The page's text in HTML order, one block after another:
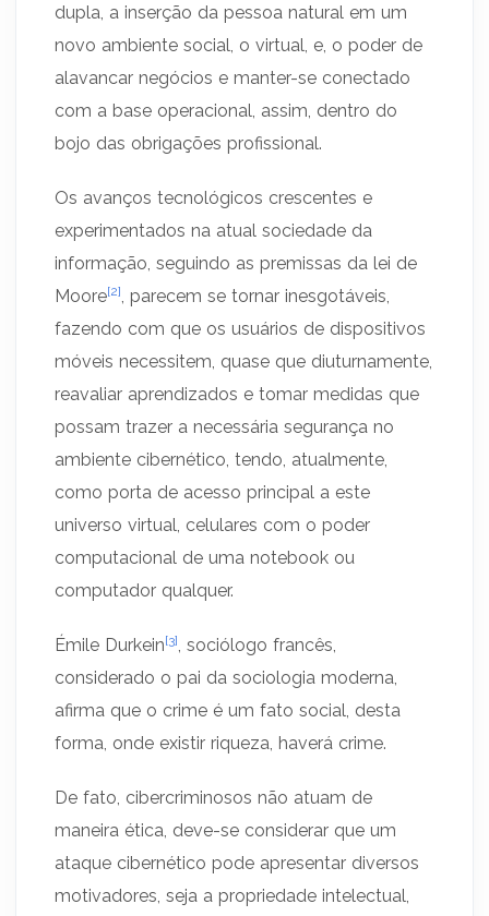
dupla, a inserção da pessoa natural em um
novo ambiente social, o virtual, e, o poder de
alavancar negócios e manter-se conectado
com a base operacional, assim, dentro do
bojo das obrigações profissional.
Os avanços tecnológicos crescentes e
experimentados na atual sociedade da
informação, seguindo as premissas da lei de
Moore[2], parecem se tornar inesgotáveis,
fazendo com que os usuários de dispositivos
móveis necessitem, quase que diuturnamente,
reavaliar aprendizados e tomar medidas que
possam trazer a necessária segurança no
ambiente cibernético, tendo, atualmente,
como porta de acesso principal a este
universo virtual, celulares com o poder
computacional de uma notebook ou
computador qualquer.
Émile Durkein[3], sociólogo francês,
considerado o pai da sociologia moderna,
afirma que o crime é um fato social, desta
forma, onde existir riqueza, haverá crime.
De fato, cibercriminosos não atuam de
maneira ética, deve-se considerar que um
ataque cibernético pode apresentar diversos
motivadores, seja a propriedade intelectual,